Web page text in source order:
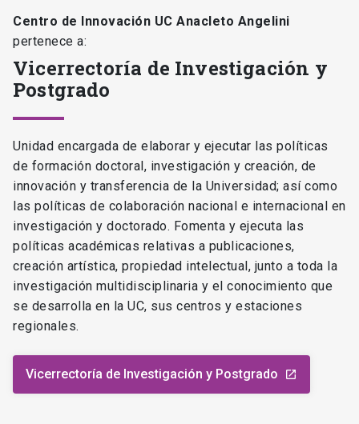
Centro de Innovación UC Anacleto Angelini
pertenece a:
Vicerrectoría de Investigación y
Postgrado
Unidad encargada de elaborar y ejecutar las políticas
de formación doctoral, investigación y creación, de
innovación y transferencia de la Universidad; así como
las políticas de colaboración nacional e internacional en
investigación y doctorado. Fomenta y ejecuta las
políticas académicas relativas a publicaciones,
creación artística, propiedad intelectual, junto a toda la
investigación multidisciplinaria y el conocimiento que
se desarrolla en la UC, sus centros y estaciones
regionales.
Vicerrectoría de Investigación y Postgrado launch